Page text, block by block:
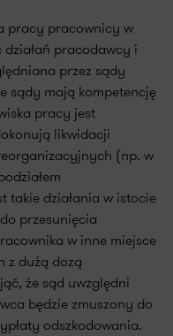
pracy pracownicy w
pracodawcy i
przez sądy
sądy mają kompetencję
pracy jest
likwidacji
(np. w
takie działania w istocie
przesunięcia
w inne miejsce
z dużą dozą
że sąd uwzględni
będzie zmuszony do
odszkodowania.